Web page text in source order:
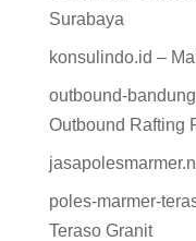
Surabaya
konsulindo.id –
outbound-
Outbound Rafting
poles-marmer-
Teraso Granit